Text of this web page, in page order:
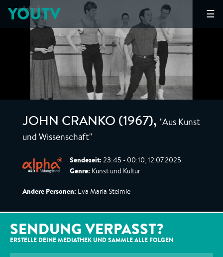
☰
YOUTV
JOHN CRANKO (1967), "Aus Kunst
und Wissenschaft"
Sendezeit: 23:45 - 00:10, 12.07.2025
Genre: Kunst und Kultur
Andere Personen: Eva Maria Steimle
SENDUNG VERPASST?
ERSTELLE DEINE MEDIATHEK UND SAMMLE ALLE FOLGEN